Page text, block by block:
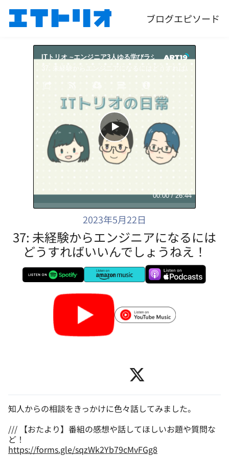
ブログエピソード
ITトリオ ~エンジニア3人ゆる学びラジオ~
ITトリオ ~
37: 未経験からエンジニアになるにはどうすればいいんでしょ
00:00/26:44
2023年5月22日
37: 未経験からエンジニアになるには
どうすればいいんでしょうねえ！
知人からの相談をきっかけに色々話してみました。
/// 【おたより】番組の感想や話してほしいお題や質問な
https://forms.gle/sqzWk2Yb79cMvFGg8